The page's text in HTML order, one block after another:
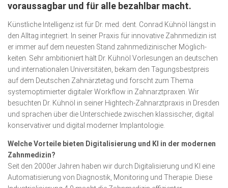
Zahn, Mund, Kiefer
Forum Gesundheit
Allgemein
Sehen
Innovationen
Kampf gegen Krebs
Hören
Lebensart
voraussagbar und für alle bezahlbar macht.
Künstliche Intelligenz ist für Dr. med. dent. Conrad Kühnöl längst in
den Alltag integriert. In seiner Praxis für innovative Zahnmedizin ist
er immer auf dem neuesten Stand zahnmedizinischer Möglich­
keiten. Sehr ambitioniert hält Dr. Kühnöl Vorlesungen an deutschen
und internationalen Universitäten, bekam den Tagungs­bestpreis
auf dem Deutschen Zahn­ärzte­tag und forscht zum Thema
systemoptimierter digitaler Workflow in Zahnarzt­praxen. Wir
besuchten Dr. Kühnöl in seiner High­tech-Zahnarztpraxis in Dresden
und sprachen über die Unterschiede zwischen klassischer, digital
konservativer und digital moderner Implanto­logie.
Welche Vorteile bieten Digitalisierung und KI in der modernen
Zahnmedizin?
Seit den 2000er Jahren haben wir durch Digitalisierung und KI eine
Automatisierung von Diagnostik, Monitoring und Therapie. Diese